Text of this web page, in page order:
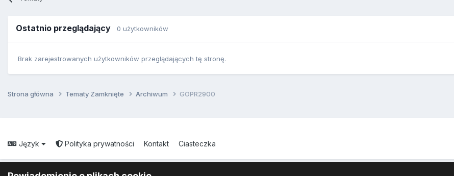
Ostatnio przeglądający 0 użytkowników
Brak zarejestrowanych użytkowników przeglądających tę stronę.
Strona główna Tematy Zamknięte Archiwum GOPR2900
Język Polityka prywatności Kontakt Ciasteczka